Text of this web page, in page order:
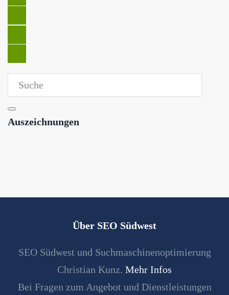
Auszeichnungen
Über SEO Südwest
SEO Südwest und Suchmaschinenoptimierung
Christian Kunz. Mehr Infos
Bei Fragen zum Angebot und Dienstleistungen